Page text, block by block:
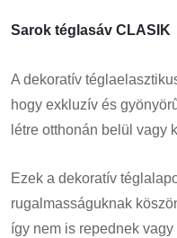
Sarok téglasáv CLASIK
A dekoratív
hogy exkluzív és
létre otthonán belül vagy
Ezek a dekoratív
rugalmasságuknak
így nem is repednek